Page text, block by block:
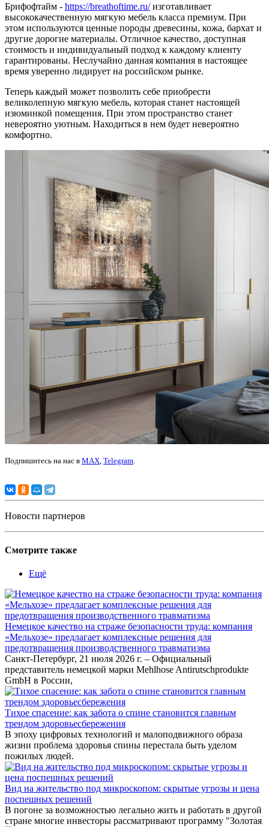
Брифофтайм - https://breathoftime.ru/изготавливает
высококачественную мягкую мебель класса премиум. При
этом используются ценные породы древесины, кожа, бархат и
другие дорогие материалы. Отличное качество, доступная
стоимость и индивидуальный подход к каждому клиенту
гарантированы. Неслучайно данная компания в настоящее
время уверенно лидирует на российском рынке.
Теперь каждый может позволить себе приобрести
великолепную мягкую мебель, которая станет настоящей
изюминкой помещения. При этом пространство станет
невероятно уютным. Находиться в нем будет невероятно
комфортно.
Подпишитесь на нас в MAX Telegram
Новости партнеров
Смотрите также
Ещё
Немецкое качество на страже безопасности труда: компания
«Мельхозе» предлагает комплексные решения для
предотвращения производственного травматизма
Санкт-Петербург, 21 июля 2026 г. – Официальный
представитель немецкой марки Mehlhose Antirutschprodukte
GmbH в России,
Тихое спасение: как забота о спине становится главным
трендом здоровьесбережения
В эпоху цифровых технологий и малоподвижного образа
жизни проблема здоровья спины перестала быть уделом
пожилых людей.
Вид на жительство под микроскопом: скрытые угрозы и цена
поспешных решений
В погоне за возможностью легально жить и работать в другой
стране многие инвесторы рассматривают программу "Золотая